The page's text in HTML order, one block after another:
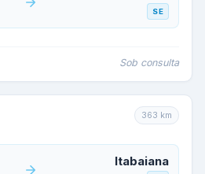
SE
Sob consulta
363 km
Itabaiana